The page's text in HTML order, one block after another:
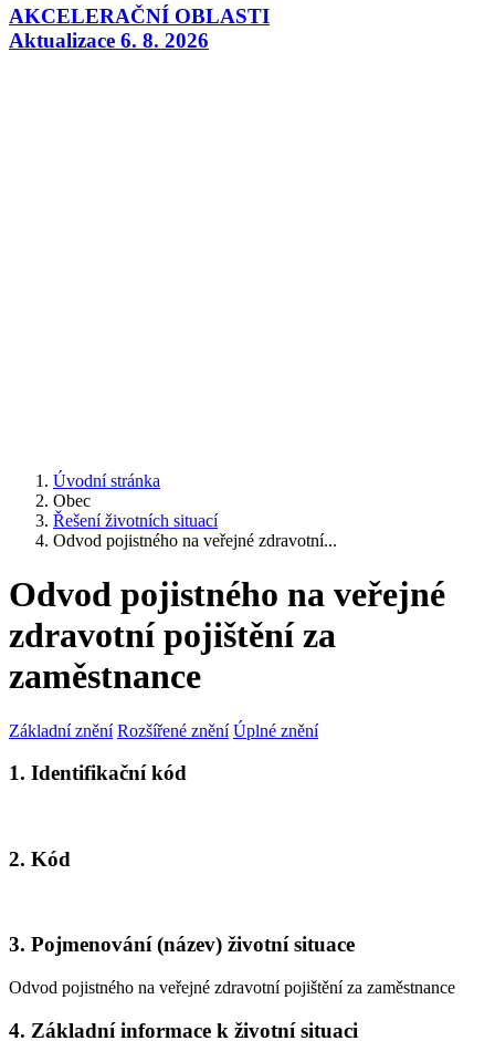
AKCELERAČNÍ OBLASTI
Aktualizace 6. 8. 2026
Úvodní stránka
Obec
Řešení životních situací
Odvod pojistného na veřejné zdravotní...
Odvod pojistného na veřejné
zdravotní pojištění za
zaměstnance
Základní znění Rozšířené znění Úplné znění
1. Identifikační kód
2. Kód
3. Pojmenování (název) životní situace
Odvod pojistného na veřejné zdravotní pojištění za zaměstnance
4. Základní informace k životní situaci